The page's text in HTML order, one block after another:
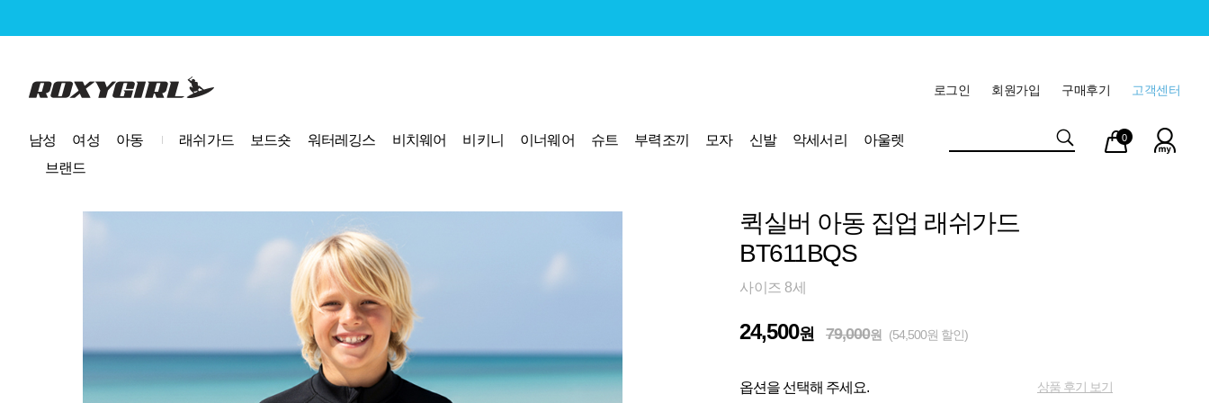
로고 고객센터
구매후기
회원가입
로그인
남성 여성 아동 래쉬가드 보드숏 워터레깅스 비치웨어 비키니 이너웨어 슈트 부력조끼 모자 신발 악세서리
아울렛
브랜드
마이
페이
장바
구니
0
퀵실버 아동 집업 래쉬가드
BT611BQS
사이즈 8세
24,500원 79,000원 (54,500원 할인)
옵션을 선택해 주세요. 상품 후기 보기